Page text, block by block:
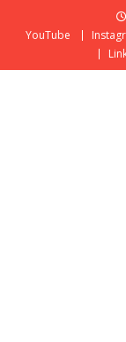
YouTube